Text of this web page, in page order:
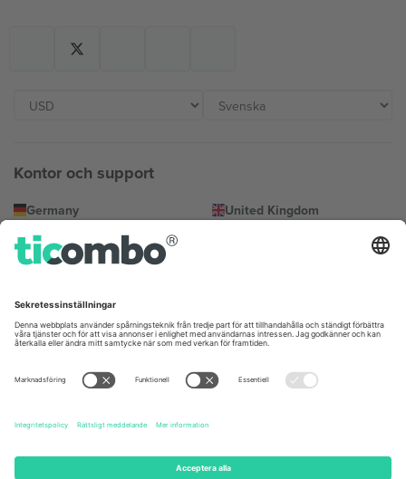
Kontor och support
Germany
Unter den Linden 24, 10117
Berlin, Germany
United Kingdom
167 City Road, London, Greater
United States
131 Continental Dr, Suite 305,
States
Dorfstrasse 52a, 6390
Totleben 53-55, 1606 Sofia,
Building A1, Office 302, Dubai,